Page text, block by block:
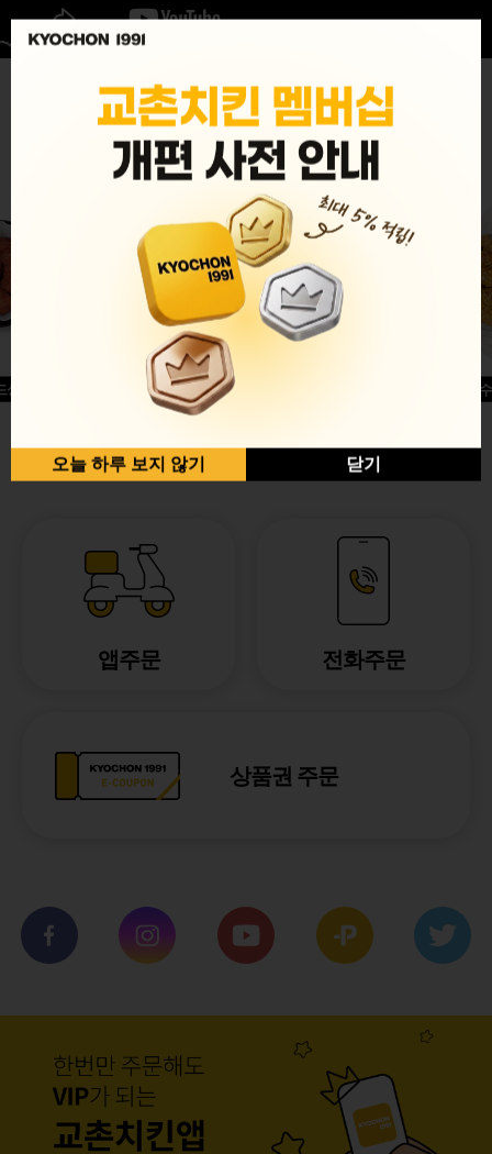
MENU
글윙
반반순살[레드+허니]
허니옥
앱주문 전화주문
상품권 주문
오늘 하루 보지 않기 닫기